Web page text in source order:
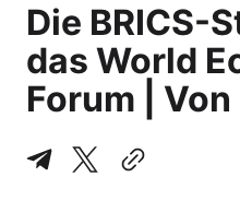
Die BRICS-
das World
Forum |